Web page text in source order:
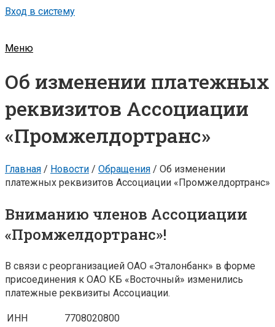
Вход в систему
Меню
Об изменении платежных
реквизитов Ассоциации
«Промжелдортранс»
Главная / Новости / Обращения / Об изменении
платежных реквизитов Ассоциации «Промжелдортранс»
Вниманию членов Ассоциации
«Промжелдортранс»!
В связи с реорганизацией ОАО «Эталонбанк» в форме
присоединения к ОАО КБ «Восточный» изменились
платежные реквизиты Ассоциации.
ИНН
7708020800